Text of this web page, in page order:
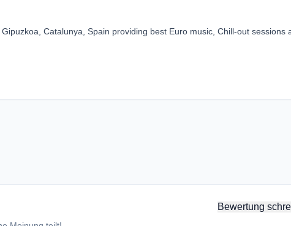
Catalunya, Spain providing best Euro music, Chill-out sessions
Bewertung